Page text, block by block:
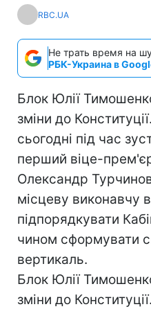
RBC.UA
Не трать время на
РБК-Украина в
Блок Юлії
зміни до
сьогодні під час
перший віце-
Олександр
місцеву виконавчу
підпорядкувати
чином сформувати
вертикаль.
Блок Юлії
зміни до